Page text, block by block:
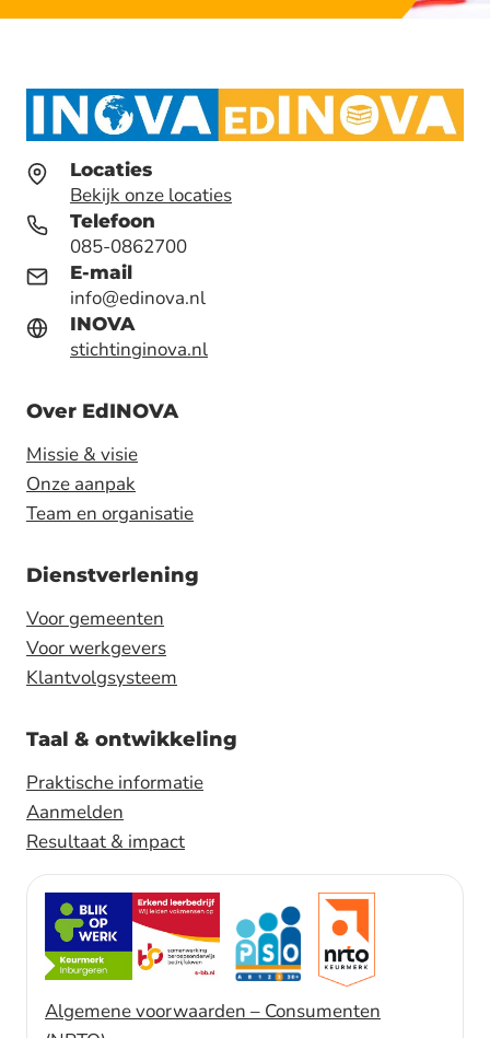
Locaties
Bekijk onze locaties
Telefoon
085-0862700
E-mail
info@edinova.nl
INOVA
stichtinginova.nl
Over EdINOVA
Missie & visie
Onze aanpak
Team en organisatie
Dienstverlening
Voor gemeenten
Voor werkgevers
Klantvolgsysteem
Taal & ontwikkeling
Praktische informatie
Aanmelden
Resultaat & impact
Algemene voorwaarden – Consumenten